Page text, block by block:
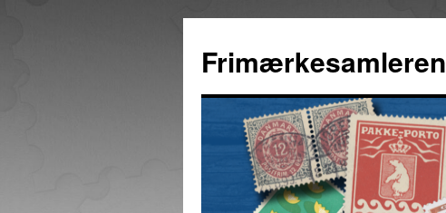
indhold
Frimærkesamleren